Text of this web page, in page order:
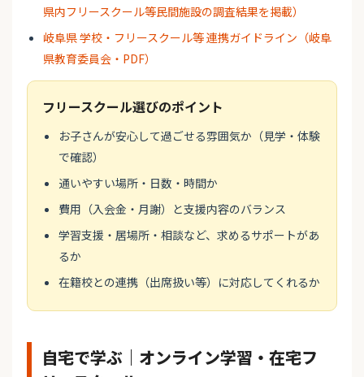
県内フリースクール等民間施設の調査結果を掲載）
岐阜県 学校・フリースクール等 連携ガイドライン（岐阜
県教育委員会・PDF）
フリースクール選びのポイント
お子さんが安心して過ごせる雰囲気か（見学・体験
で確認）
通いやすい場所・日数・時間か
費用（入会金・月謝）と支援内容のバランス
学習支援・居場所・相談など、求めるサポートがあ
るか
在籍校との連携（出席扱い等）に対応してくれるか
自宅で学ぶ｜オンライン学習・在宅フ